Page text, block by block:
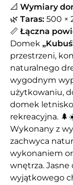
📐 Wymiary
🌿 Taras: 500 ×
📏 Łączna
Domek
przestrzeni,
naturalnego
wygodnym
użytkowaniu,
domek
rekreacyjna.
Wykonany z
zachwyca
wykonaniem
wnętrza.
wyjątkowego